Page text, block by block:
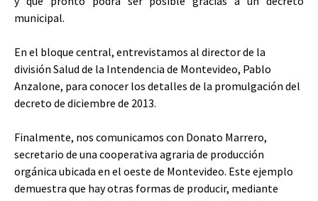
municipal.
En el bloque central, entrevistamos al director de la
división Salud de la Intendencia de Montevideo, Pablo
Anzalone, para conocer los detalles de la promulgación del
decreto de diciembre de 2013.
Finalmente, nos comunicamos con Donato Marrero,
secretario de una cooperativa agraria de producción
orgánica ubicada en el oeste de Montevideo. Este ejemplo
demuestra que hay otras formas de producir, mediante